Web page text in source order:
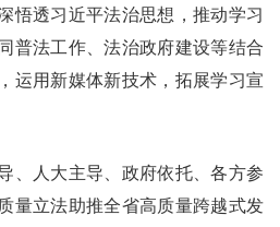
透习近平法治思想，推动学习
普法工作、法治政府建设等结合
运用新媒体新技术，拓展学习宣
人大主导、政府依托、各方参
量立法助推全省高质量跨越式发